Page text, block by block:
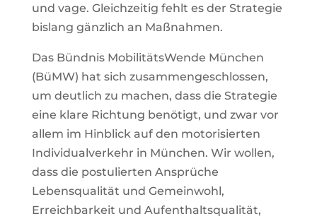
und vage. Gleichzeitig fehlt es der Strategie
bislang gänzlich an Maßnahmen.
Das Bündnis MobilitätsWende München
(BüMW) hat sich zusammengeschlossen,
um deutlich zu machen, dass die Strategie
eine klare Richtung benötigt, und zwar vor
allem im Hinblick auf den motorisierten
Individualverkehr in München. Wir wollen,
dass die postulierten Ansprüche
Lebensqualität und Gemeinwohl,
Erreichbarkeit und Aufenthaltsqualität,